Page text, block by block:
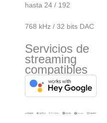
hasta 24 / 192
768 kHz / 32 bits DAC
Servicios de
streaming
compatibles